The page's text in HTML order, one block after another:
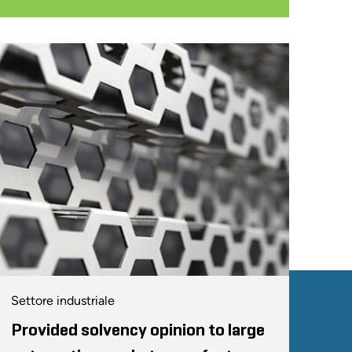
2008
of SFAS 157 and 141R
2008 Midwest Private Equity Conference
and Acceptable for
for You
Settore industriale
Provided solvency opinion to large